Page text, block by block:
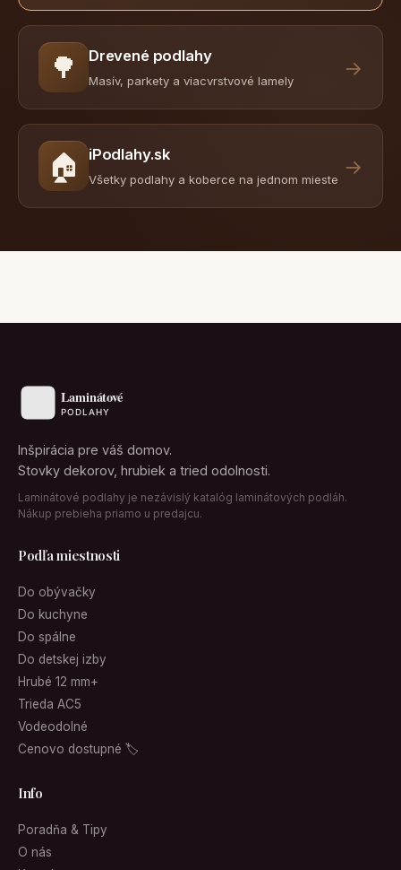
🌳 Drevené podlahy
Masív, parkety a viacvrstvové lamely
→
🏠 iPodlahy.sk
Všetky podlahy a koberce na jednom mieste
→
Inšpirácia pre váš domov.
Stovky dekorov, hrubiek a tried odolnosti.
Laminátové podlahy je nezávislý katalóg laminátových podláh.
Nákup prebieha priamo u predajcu.
Podľa miestnosti
Do obývačky
Do kuchyne
Do spálne
Do detskej izby
Hrubé 12 mm+
Trieda AC5
Vodeodolné
Cenovo dostupné 🏷
Info
Poradňa & Tipy
O nás